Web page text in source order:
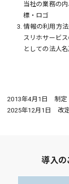
当社の業務の
標・ロゴ
3. 情報の利用方法
スリホサービ
としての法人
2013年4月1日 制定
2025年12月1日 改
導入の